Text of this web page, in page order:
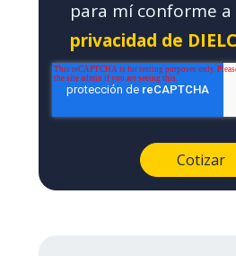
para mí conforme a
privacidad de